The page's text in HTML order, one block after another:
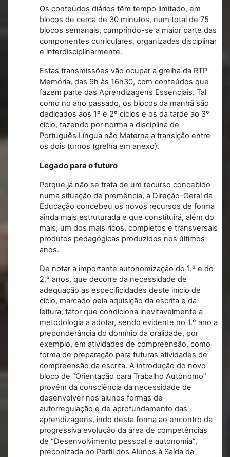
Os conteúdos diários têm tempo limitado, em
blocos de cerca de 30 minutos, num total de 75
blocos semanais, cumprindo-se a maior parte das
componentes curriculares, organizadas disciplinar
e interdisciplinarmente.
Estas transmissões vão ocupar a grelha da RTP
Memória, das 9h às 16h30, com conteúdos que
fazem parte das Aprendizagens Essenciais. Tal
como no ano passado, os blocos da manhã são
dedicados aos 1º e 2º ciclos e os da tarde ao 3º
ciclo, fazendo por norma a disciplina de
Português Língua não Materna a transição entre
os dois turnos (grelha em anexo).
Legado para o futuro
Porque já não se trata de um recurso concebido
numa situação de premência, a Direção-Geral da
Educação concebeu os novos recursos de forma
ainda mais estruturada e que constituirá, além do
mais, um dos mais ricos, completos e transversais
produtos pedagógicas produzidos nos últimos
anos.
De notar a importante autonomização do 1.º e do
2.º anos, que decorre da necessidade de
adequação às especificidades deste início de
ciclo, marcado pela aquisição da escrita e da
leitura, fator que condiciona inevitavelmente a
metodologia a adotar, sendo evidente no 1.º ano a
preponderância do domínio da oralidade, por
exemplo, em atividades de compreensão, como
forma de preparação para futuras atividades de
compreensão da escrita. A introdução do novo
bloco de “Orientação para Trabalho Autónomo”
provém da consciência da necessidade de
desenvolver nos alunos formas de
autorregulação e de aprofundamento das
aprendizagens, indo desta forma ao encontro da
progressiva evolução da área de competências
de “Desenvolvimento pessoal e autonomia”,
preconizada no Perfil dos Alunos à Saída da